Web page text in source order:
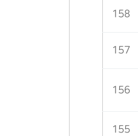
158
157
156
155